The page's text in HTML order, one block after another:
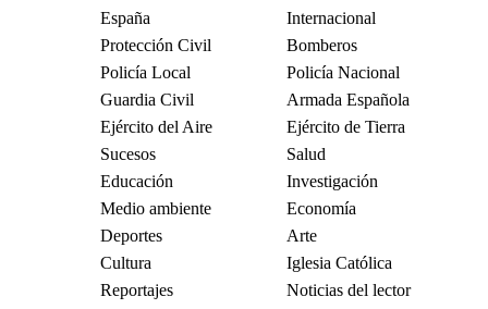
España
Internacional
Protección Civil
Bomberos
Policía Local
Policía Nacional
Guardia Civil
Armada Española
Ejército del Aire
Ejército de Tierra
Sucesos
Salud
Educación
Investigación
Medio ambiente
Economía
Deportes
Arte
Cultura
Iglesia Católica
Reportajes
Noticias del lector